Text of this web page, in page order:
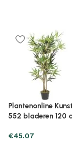
Plantenonline
met pot 85 cm
€36.25